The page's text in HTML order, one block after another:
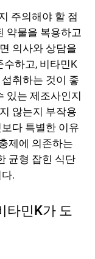
주의해야 할 점
약물을 복용하고
의사와 상담을
하고, 비타민K
취하는 것이 좋
있는 제조사인지
않는지 부작용
다 특별한 이유
제에 의존하는
균형 잡힌 식단
.
타민K가 도